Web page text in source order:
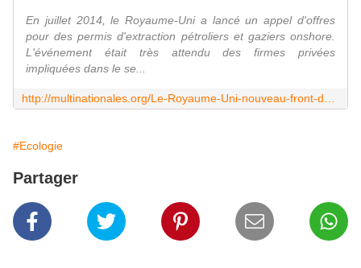
En juillet 2014, le Royaume-Uni a lancé un appel d'offres
pour des permis d'extraction pétroliers et gaziers onshore.
L'événement était très attendu des firmes privées
impliquées dans le se...
#Ecologie
Partager